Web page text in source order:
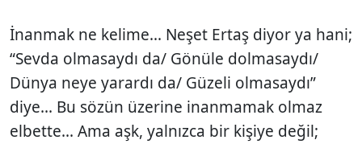
İnanmak ne kelime... Neşet Ertaş diyor ya hani;
“Sevda olmasaydı da/ Gönüle dolmasaydı/
Dünya neye yarardı da/ Güzeli olmasaydı”
diye... Bu sözün üzerine inanmamak olmaz
elbette... Ama aşk, yalnızca bir kişiye değil;